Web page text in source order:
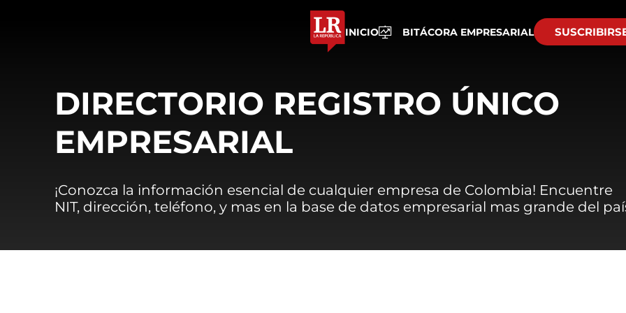
INICIO BITÁCORA EMPRESARIAL
DIRECTORIO REGISTRO ÚNICO
EMPRESARIAL
¡Conozca la información esencial de cualquier empresa de Colombia! Encuentre
NIT, dirección, teléfono, y mas en la base de datos empresarial mas grande del